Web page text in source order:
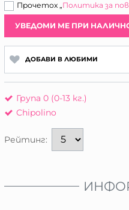
Прочетох „Политика за
УВЕДОМИ МЕ ПРИ
ДОБАВИ В ЛЮБИМИ
Група 0 (0-13 кг.)
Chipolino
Рейтинг: